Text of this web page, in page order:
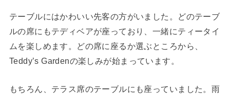
テーブルにはかわいい先客の方がいました。どのテーブ
ルの席にもテディベアが座っており、一緒にティータイ
ムを楽しめます。どの席に座るか選ぶところから、
Teddy’s Gardenの楽しみが始まっています。
もちろん、テラス席のテーブルにも座っていました。雨